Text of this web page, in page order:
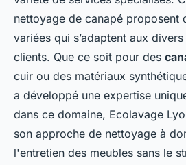
nettoyage de canapé proposent
variées qui s’adaptent aux
clients. Que ce soit pour des
cuir ou des matériaux
a développé une expertise
dans ce domaine, Ecolavage
son approche de nettoyage à
l'entretien des meubles sans le